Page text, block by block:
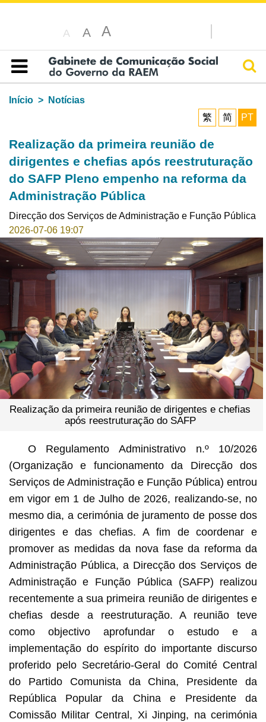
A A A
Índice
Início
Notícias
繁
简 PT
Realização da primeira reunião de
dirigentes e chefias após reestruturação
do SAFP Pleno empenho na reforma da
Administração Pública
Direcção dos Serviços de Administração e Função Pública
2026-07-06 19:07
Realização da primeira reunião de dirigentes e chefias
após reestruturação do SAFP
O Regulamento Administrativo n.º 10/2026
(Organização e funcionamento da Direcção dos
Serviços de Administração e Função Pública) entrou
em vigor em 1 de Julho de 2026, realizando-se, no
mesmo dia, a cerimónia de juramento de posse dos
dirigentes e das chefias. A fim de coordenar e
promover as medidas da nova fase da reforma da
Administração Pública, a Direcção dos Serviços de
Administração e Função Pública (SAFP) realizou
recentemente a sua primeira reunião de dirigentes e
chefias desde a reestruturação. A reunião teve
como objectivo aprofundar o estudo e a
implementação do espírito do importante discurso
proferido pelo Secretário-Geral do Comité Central
do Partido Comunista da China, Presidente da
República Popular da China e Presidente da
Comissão Militar Central, Xi Jinping, na cerimónia